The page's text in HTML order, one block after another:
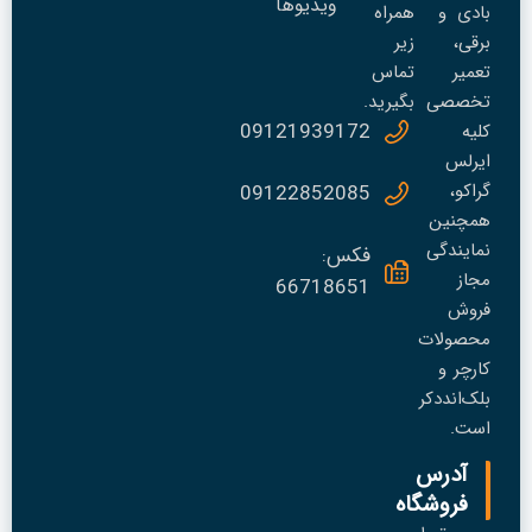
بادی و
برقی،
تعمير
تخصصی
کلیه
ایرلس
گراکو،
همچنین
نمایندگی
مجاز
فروش
محصولات
کارچر و
بلک‌انددکر
است.
آدرس
فروشگاه
همراه
زیر
تماس
بگیرید.
09121939172
09122852085
فکس:
66718651